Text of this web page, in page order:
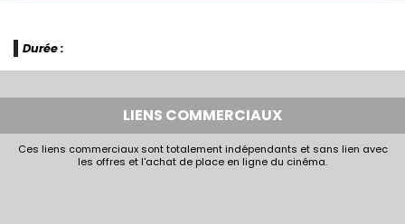
Durée :
LIENS COMMERCIAUX
Ces liens commerciaux sont totalement indépendants et sans lien avec
les offres et l'achat de place en ligne du cinéma.